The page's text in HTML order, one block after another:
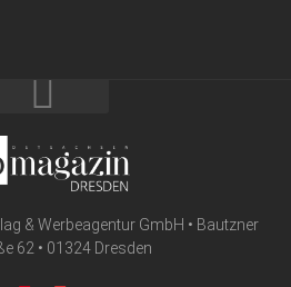
& Werbeagentur GmbH • Bautzner
62 • 01324 Dresden